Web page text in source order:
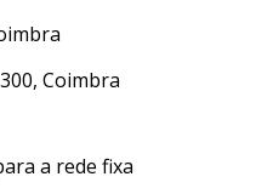
Coimbra
a rede fixa